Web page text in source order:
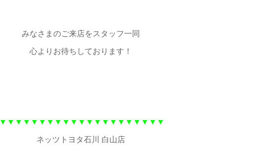
みなさまのご来店をスタッフ一同
心よりお待ちしております！
▼▼▼▼▼▼▼▼▼▼▼▼▼▼▼▼▼▼▼▼▼
ネッツトヨタ石川 白山店